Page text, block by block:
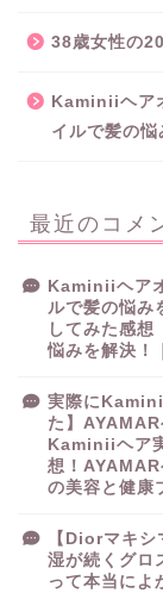
38歳女性の
Kaminiiヘア
イルで髪の悩
最近のコメ
Kaminiiヘア
ルで髪の悩み
してみた感想
悩みを解決！
実際に
た】AYAMAR
Kaminiiヘア
想！
の美容と健康
【Diorマキ
湿が続くグロ
って本当によ